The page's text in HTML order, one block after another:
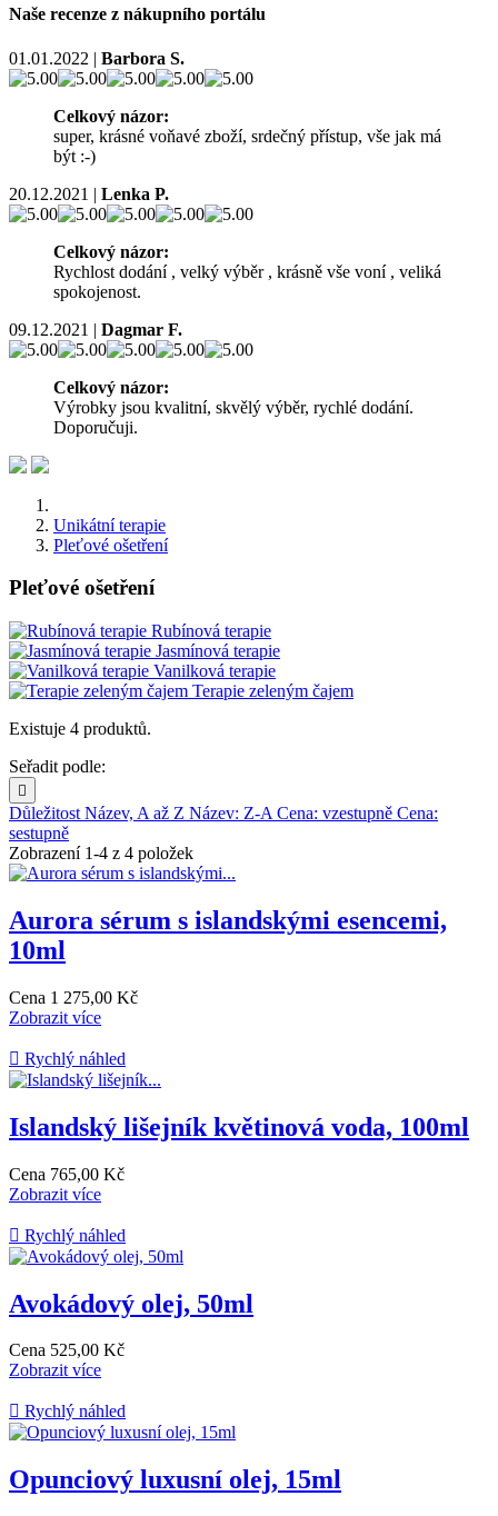
Naše recenze z nákupního portálu
01.01.2022 | Barbora S.
Celkový názor:
super, krásné voňavé zboží, srdečný přístup, vše jak má
být :-)
20.12.2021 | Lenka P.
Celkový názor:
Rychlost dodání , velký výběr , krásně vše voní , veliká
spokojenost.
09.12.2021 | Dagmar F.
Celkový názor:
Výrobky jsou kvalitní, skvělý výběr, rychlé dodání.
Doporučuji.
Unikátní terapie
Pleťové ošetření
Pleťové ošetření
Rubínová terapie
Jasmínová terapie
Vanilková terapie
Terapie zeleným čajem
Existuje 4 produktů.
Seřadit podle:

Důležitost Název, A až Z Název: Z-A Cena: vzestupně Cena:
sestupně
Zobrazení 1-4 z 4 položek
Aurora sérum s islandskými esencemi,
10ml
Cena 1 275,00 Kč
Zobrazit více
 Rychlý náhled
Islandský lišejník květinová voda, 100ml
Cena 765,00 Kč
Zobrazit více
 Rychlý náhled
Avokádový olej, 50ml
Cena 525,00 Kč
Zobrazit více
 Rychlý náhled
Opunciový luxusní olej, 15ml